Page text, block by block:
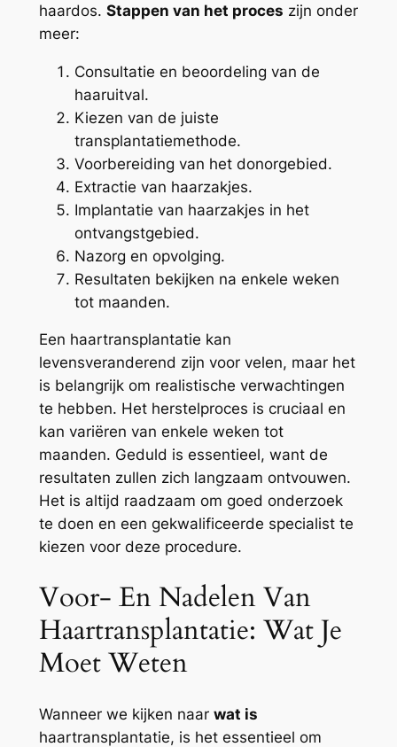
haardos. Stappen van het proces zijn onder
meer:
Consultatie en beoordeling van de
haaruitval.
Kiezen van de juiste
transplantatiemethode.
Voorbereiding van het donorgebied.
Extractie van haarzakjes.
Implantatie van haarzakjes in het
ontvangstgebied.
Nazorg en opvolging.
Resultaten bekijken na enkele weken
tot maanden.
Een haartransplantatie kan
levensveranderend zijn voor velen, maar het
is belangrijk om realistische verwachtingen
te hebben. Het herstelproces is cruciaal en
kan variëren van enkele weken tot
maanden. Geduld is essentieel, want de
resultaten zullen zich langzaam ontvouwen.
Het is altijd raadzaam om goed onderzoek
te doen en een gekwalificeerde specialist te
kiezen voor deze procedure.
Voor- En Nadelen Van
Haartransplantatie: Wat Je
Moet Weten
Wanneer we kijken naar wat is
haartransplantatie, is het essentieel om